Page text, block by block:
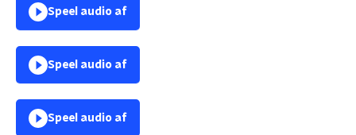
Speel audio af
Speel audio af
Speel audio af